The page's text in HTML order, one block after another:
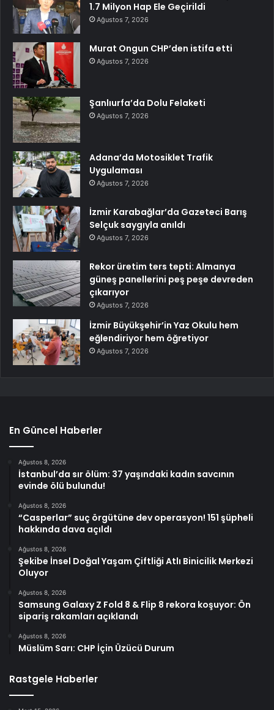
1.7 Milyon Hap Ele Geçirildi
Ağustos 7, 2026
Murat Ongun CHP’den istifa etti
Ağustos 7, 2026
Şanlıurfa’da Dolu Felaketi
Ağustos 7, 2026
Adana’da Motosiklet Trafik
Uygulaması
Ağustos 7, 2026
İzmir Karabağlar’da Gazeteci Barış
Selçuk saygıyla anıldı
Ağustos 7, 2026
Rekor üretim ters tepti: Almanya
güneş panellerini peş peşe devreden
çıkarıyor
Ağustos 7, 2026
İzmir Büyükşehir’in Yaz Okulu hem
eğlendiriyor hem öğretiyor
Ağustos 7, 2026
En Güncel Haberler
Ağustos 8, 2026
İstanbul’da sır ölüm: 37 yaşındaki kadın savcının
evinde ölü bulundu!
Ağustos 8, 2026
“Casperlar” suç örgütüne dev operasyon! 151 şüpheli
hakkında dava açıldı
Ağustos 8, 2026
Şekibe İnsel Doğal Yaşam Çiftliği Atlı Binicilik Merkezi
Oluyor
Ağustos 8, 2026
Samsung Galaxy Z Fold 8 & Flip 8 rekora koşuyor: Ön
sipariş rakamları açıklandı
Ağustos 8, 2026
Müslüm Sarı: CHP İçin Üzücü Durum
Rastgele Haberler